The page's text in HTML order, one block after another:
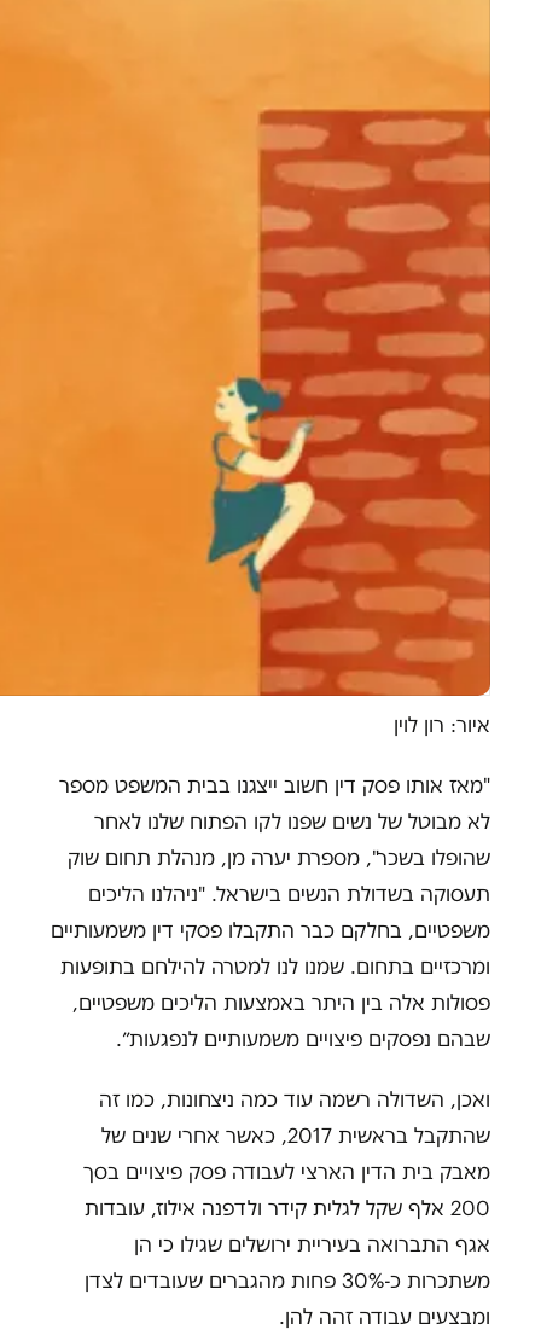
איור: רון לוין
"מאז אותו פסק דין חשוב ייצגנו בבית המשפט מספר
לא מבוטל של נשים שפנו לקו הפתוח שלנו לאחר
שהופלו בשכר", מספרת יערה מן, מנהלת תחום שוק
תעסוקה בשדולת הנשים בישראל. "ניהלנו הליכים
משפטיים, בחלקם כבר התקבלו פסקי דין משמעותיים
ומרכזיים בתחום. שמנו לנו למטרה להילחם בתופעות
פסולות אלה בין היתר באמצעות הליכים משפטיים,
שבהם נפסקים פיצויים משמעותיים לנפגעות״.
ואכן, השדולה רשמה עוד כמה ניצחונות, כמו זה
שהתקבל בראשית 2017, כאשר אחרי שנים של
מאבק בית הדין הארצי לעבודה פסק פיצויים בסך
200 אלף שקל לגלית קידר ולדפנה אילוז, עובדות
אגף התברואה בעיריית ירושלים שגילו כי הן
משתכרות כ-30% פחות מהגברים שעובדים לצדן
ומבצעים עבודה זהה להן.